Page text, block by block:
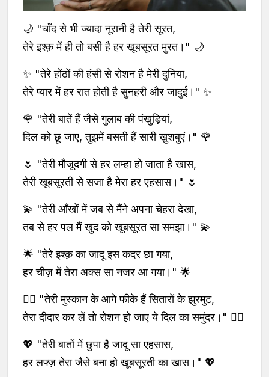
🌙 "चाँद से भी ज्यादा नूरानी है तेरी सूरत,
तेरे इश्क़ में ही तो बसी है हर खूबसूरत मुरत।" 🌙
✨ "तेरे होंठों की हंसी से रोशन है मेरी दुनिया,
तेरे प्यार में हर रात होती है सुनहरी और जादुई।" ✨
🌹 "तेरी बातें हैं जैसे गुलाब की पंखुड़ियां,
दिल को छू जाए, तुझमें बसती हैं सारी खुशबुएं।" 🌹
🌷 "तेरी मौजूदगी से हर लम्हा हो जाता है खास,
तेरी खूबसूरती से सजा है मेरा हर एहसास।" 🌷
💫 "तेरी आँखों में जब से मैंने अपना चेहरा देखा,
तब से हर पल मैं खुद को खूबसूरत सा समझा।" 💫
🌟 "तेरे इश्क़ का जादू इस कदर छा गया,
हर चीज़ में तेरा अक्स सा नजर आ गया।" 🌟
❤️‍🔥 "तेरी मुस्कान के आगे फीके हैं सितारों के झुरमुट,
तेरा दीदार कर लें तो रोशन हो जाए ये दिल का समुंदर।" ❤️‍🔥
💖 "तेरी बातों में छुपा है जादू सा एहसास,
हर लफ्ज़ तेरा जैसे बना हो खूबसूरती का खास।" 💖